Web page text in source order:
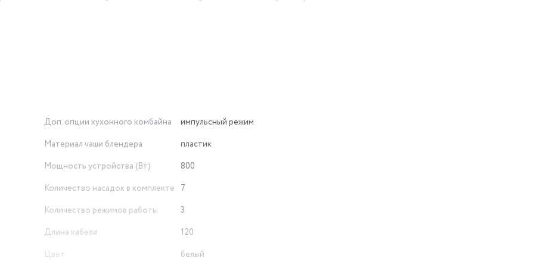
этого предусмотрен блендер стационарный с градуированной чашей
или детское питание. При этом специальный острый нож
и безопасное устройство с прочной нескользящей основой.
Доп. опции кухонного комбайна
импульсный режим
Материал чаши блендера
пластик
Мощность устройства (Вт)
800
Количество насадок в комплекте 7
Количество режимов работы
3
Длина кабеля
120
Цвет
белый